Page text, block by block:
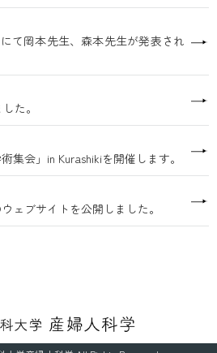
て岡本先生、森本先生が発表され
た。
集会」in Kurashikiを開催します。
ェブサイトを公開しました。